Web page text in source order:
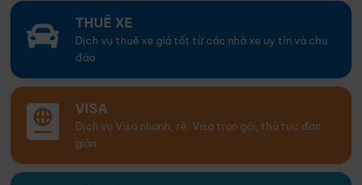
THUÊ XE
Dịch vụ thuê xe giá tốt từ các nhà xe uy tín và chu
đáo
VISA
Dịch vụ Visa nhanh, rẻ. Visa trọn gói, thủ tục đơn
giản